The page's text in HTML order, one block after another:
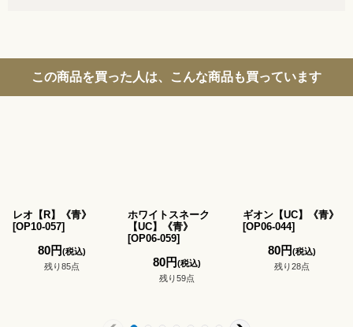
この商品を買った人は、こんな商品も買っています
レオ【R】《青》
[OP10-057]
80円(税込)
残り85点
ホワイトスネーク
【UC】《青》
[OP06-059]
80円(税込)
残り59点
ギオン【UC】《青》
[OP06-044]
80円(税込)
残り28点